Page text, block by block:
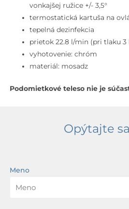
vonkajšej ružice +/- 3,5°
termostatická kartuša na
tepelná dezinfekcia
prietok 22.8 l/min (pri tlaku 3
vyhotovenie: chróm
materiál: mosadz
Podomietkové teleso nie je
Opýtajte
Meno